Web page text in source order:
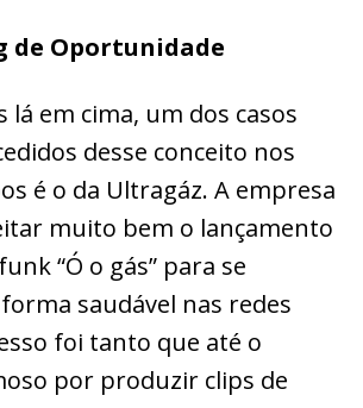
de Oportunidade
lá em cima, um dos casos
desse conceito nos
é o da Ultragáz. A empresa
muito bem o lançamento
“Ó o gás” para se
saudável nas redes
foi tanto que até o
por produzir clips de